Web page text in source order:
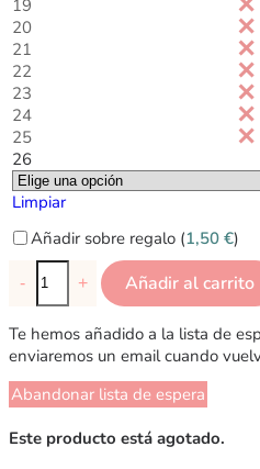
19
20
21
22
23
24
25
26
Limpiar
Añadir sobre regalo (1,50 €)
- + Añadir al carrito
Te hemos añadido a la lista de
enviaremos un email cuando
Abandonar lista de espera
Este producto está agotado.